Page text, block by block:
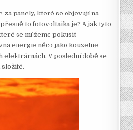
za panely, které se objevují na
to fotovoltaika je? A jak tyto
se můžeme pokusit
energie něco jako kouzelné
V poslední době se
složité.